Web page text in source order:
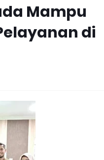
Mampu
di